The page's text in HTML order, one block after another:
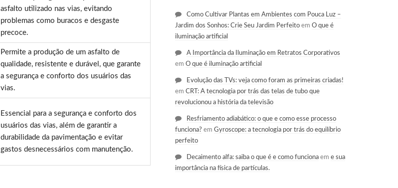
asfalto utilizado nas vias, evitando
problemas como buracos e desgaste
precoce.
Permite a produção de um asfalto de
qualidade, resistente e durável, que garante
a segurança e conforto dos usuários das
vias.
Essencial para a segurança e conforto dos
usuários das vias, além de garantir a
durabilidade da pavimentação e evitar
gastos desnecessários com manutenção.
Como Cultivar Plantas em Ambientes com Pouca Luz –
Jardim dos Sonhos: Crie Seu Jardim Perfeitoem O que é
iluminação artificial
A Importância da Iluminação em Retratos Corporativos
em O que é iluminação artificial
Evolução das TVs: veja como foram as primeiras criadas!
em CRT: A tecnologia por trás das telas de tubo que
revolucionou a história da televisão
Resfriamento adiabático: o que e como esse processo
funciona?em Gyroscope: a tecnologia por trás do equilíbrio
perfeito
Decaimento alfa: saiba o que é e como funcionaem e sua
importância na física de partículas.